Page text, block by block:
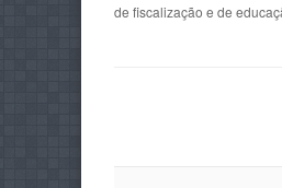
de fiscalização e de